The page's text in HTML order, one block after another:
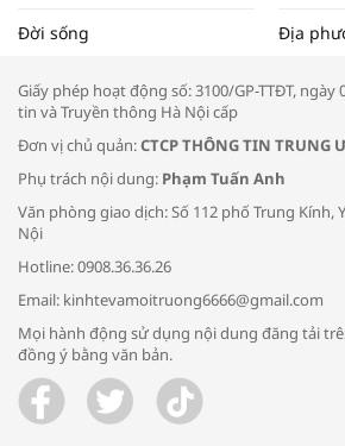
Tọa đàm “Xúc
Bác sĩ tư vấn
đường hô hấp
Trao yêu thương
Đời sống Địa
Giấy phép hoạt động số: 3100/GP-TTĐT, ngày
tin và Truyền thông Hà Nội cấp
Đơn vị chủ quản:CTCP THÔNG TIN TRUNG
Phụ trách nội dung: Phạm Tuấn Anh
Văn phòng giao dịch: Số 112 phố Trung Kính,
Nội
Hotline: 0908.36.36.26
Email: kinhtevamoitruong6666@gmail.com
Mọi hành động sử dụng nội dung đăng tải
đồng ý bằng văn bản.